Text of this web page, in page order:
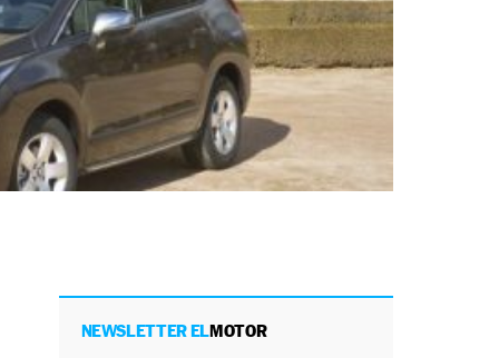
NEWSLETTER ELMOTOR